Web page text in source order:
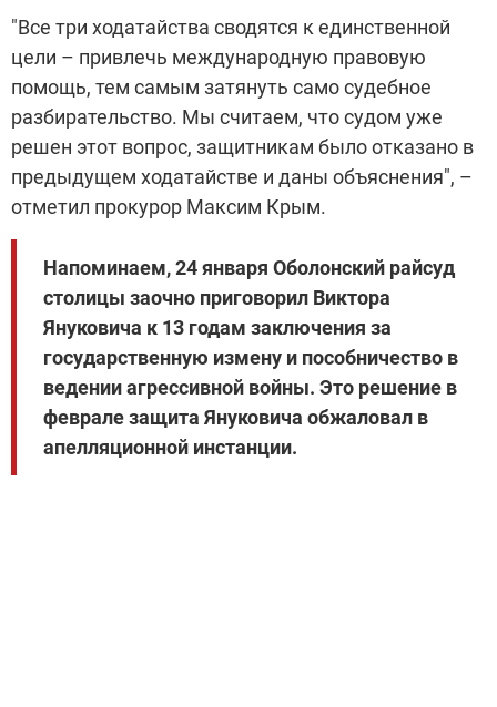
"Все три ходатайства сводятся к единственной
цели – привлечь международную правовую
помощь, тем самым затянуть само судебное
разбирательство. Мы считаем, что судом уже
решен этот вопрос, защитникам было отказано в
предыдущем ходатайстве и даны объяснения", –
отметил прокурор Максим Крым.
Напоминаем, 24 января Оболонский райсуд
столицы заочно приговорил Виктора
Януковича к 13 годам заключения за
государственную измену и пособничество в
ведении агрессивной войны. Это решение в
феврале защита Януковича обжаловал в
апелляционной инстанции.